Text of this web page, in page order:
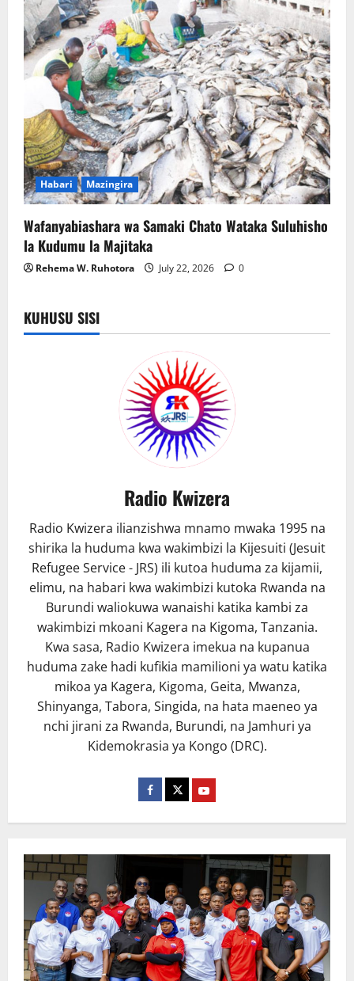
Habari Mazingira
Wafanyabiashara wa Samaki Chato Wataka Suluhisho
la Kudumu la Majitaka
Rehema W. Ruhotora July 22, 2026 0
KUHUSU SISI
Radio Kwizera
Radio Kwizera ilianzishwa mnamo mwaka 1995 na
shirika la huduma kwa wakimbizi la Kijesuiti (Jesuit
Refugee Service - JRS) ili kutoa huduma za kijamii,
elimu, na habari kwa wakimbizi kutoka Rwanda na
Burundi waliokuwa wanaishi katika kambi za
wakimbizi mkoani Kagera na Kigoma, Tanzania.
Kwa sasa, Radio Kwizera imekua na kupanua
huduma zake hadi kufikia mamilioni ya watu katika
mikoa ya Kagera, Kigoma, Geita, Mwanza,
Shinyanga, Tabora, Singida, na hata maeneo ya
nchi jirani za Rwanda, Burundi, na Jamhuri ya
Kidemokrasia ya Kongo (DRC).